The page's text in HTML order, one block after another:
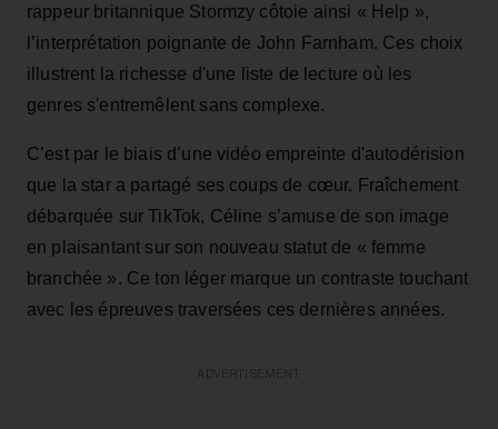
rappeur britannique Stormzy côtoie ainsi « Help »,
l’interprétation poignante de John Farnham. Ces choix
illustrent la richesse d'une liste de lecture où les
genres s'entremêlent sans complexe.
C’est par le biais d’une vidéo empreinte d'autodérision
que la star a partagé ses coups de cœur. Fraîchement
débarquée sur TikTok, Céline s’amuse de son image
en plaisantant sur son nouveau statut de « femme
branchée ». Ce ton léger marque un contraste touchant
avec les épreuves traversées ces dernières années.